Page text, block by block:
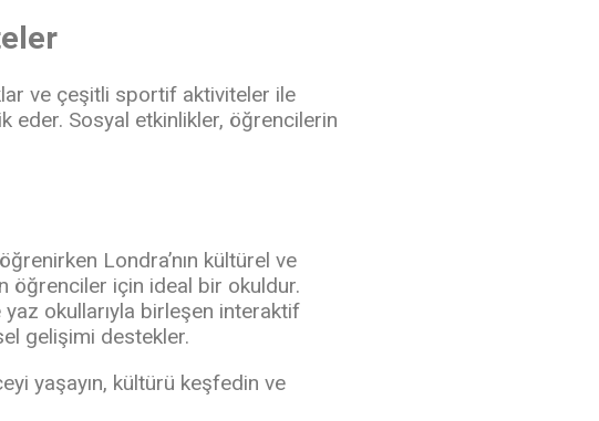
ve çeşitli sportif aktiviteler ile
Sosyal etkinlikler, öğrencilerin
Londra’nın kültürel ve
öğrenciler için ideal bir okuldur.
yaz okullarıyla birleşen interaktif
gelişimi destekler.
yaşayın, kültürü keşfedin ve